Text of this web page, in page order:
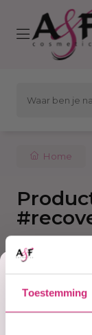
Toestemming
Home